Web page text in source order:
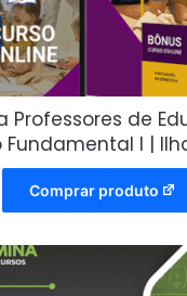
Professores de
Fundamental I |
Comprar produto